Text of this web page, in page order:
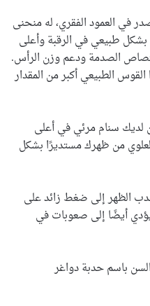
في العمود الفقري، له منحنى
طبيعي في الرقبة وأعلى
الصدمة ودعم وزن الرأس.
الطبيعي أكبر من المقدار
لديك سنام مرئي في أعلى
من ظهرك مستديرًا بشكل
الظهرإلى ضغط زائد على
يؤدي أيضًا إلى صعوبات في
باسم حدبة دواغر